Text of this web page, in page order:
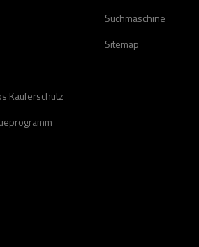
Käuferschutz
Suchmaschine
Sitemap